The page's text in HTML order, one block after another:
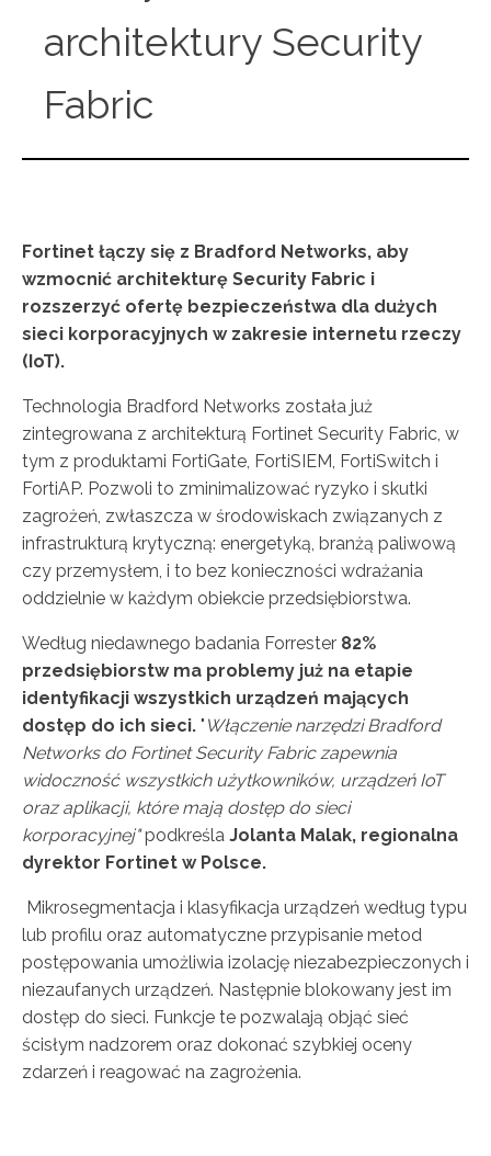
architektury Security
Fabric
Fortinet łączy się z Bradford Networks, aby
wzmocnić architekturę Security Fabric i
rozszerzyć ofertę bezpieczeństwa dla dużych
sieci korporacyjnych w zakresie internetu rzeczy
(IoT).
Technologia Bradford Networks została już
zintegrowana z architekturą Fortinet Security Fabric, w
tym z produktami FortiGate, FortiSIEM, FortiSwitch i
FortiAP. Pozwoli to zminimalizować ryzyko i skutki
zagrożeń, zwłaszcza w środowiskach związanych z
infrastrukturą krytyczną: energetyką, branżą paliwową
czy przemysłem, i to bez konieczności wdrażania
oddzielnie w każdym obiekcie przedsiębiorstwa.
Według niedawnego badania Forrester 82%
przedsiębiorstw ma problemy już na etapie
identyfikacji wszystkich urządzeń mających
dostęp do ich sieci. " Włączenie narzędzi Bradford
Networks do Fortinet Security Fabric zapewnia
widoczność wszystkich użytkowników, urządzeń IoT
oraz aplikacji, które mają dostęp do sieci
korporacyjnej"podkreśla Jolanta Malak, regionalna
dyrektor Fortinet w Polsce.
Mikrosegmentacja i klasyfikacja urządzeń według typu
lub profilu oraz automatyczne przypisanie metod
postępowania umożliwia izolację niezabezpieczonych i
niezaufanych urządzeń. Następnie blokowany jest im
dostęp do sieci. Funkcje te pozwalają objąć sieć
ścisłym nadzorem oraz dokonać szybkiej oceny
zdarzeń i reagować na zagrożenia.